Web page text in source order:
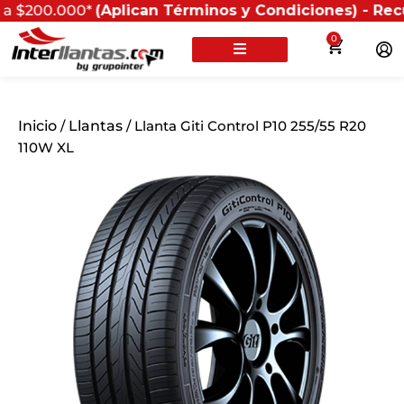
(Aplican Términos y Condiciones) -
0
Inicio / Llantas / Llanta Giti Control P10 255/55 R20
110W XL